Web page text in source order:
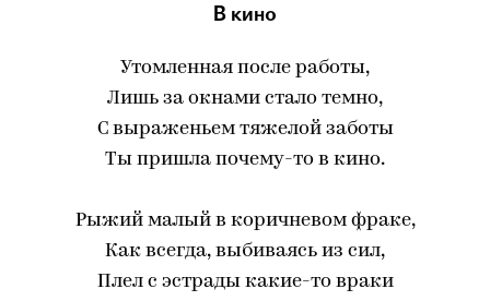
В кино
Утомленная после работы,
Лишь за окнами стало темно,
С выраженьем тяжелой заботы
Ты пришла почему-то в кино.
Рыжий малый в коричневом фраке,
Как всегда, выбиваясь из сил,
Плел с эстрады какие-то враки